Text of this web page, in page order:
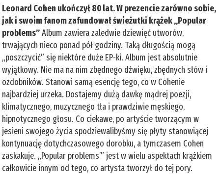
Leonard Cohen ukończył 80 lat. W prezencie zarówno sobie,
jak i swoim fanom zafundował świeżutki krążek „Popular
problems”Album zawiera zaledwie dziewięć utworów,
trwających nieco ponad pół godziny. Taką długością mogą
„poszczycić” się niektóre duże EP-ki. Album jest absolutnie
wyjątkowy. Nie ma na nim zbędnego dźwięku, zbędnych słów i
ozdobników. Stanowi samą esencję tego, co w Cohenie
najbardziej urzeka. Dostajemy dużą dawkę mądrej poezji,
klimatycznego, muzycznego tła i prawdziwie męskiego,
hipnotycznego głosu. Co ciekawe, po artyście tworzącym w
jesieni swojego życia spodziewalibyśmy się płyty stanowiącej
kontynuację dotychczasowego dorobku, a tymczasem Cohen
zaskakuje. „Popular problems’” jest w wielu aspektach krążkiem
całkowicie innym od tego, co artysta tworzył do tej pory.